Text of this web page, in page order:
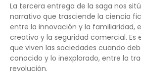
La tercera entrega de la saga nos
narrativo que trasciende la ciencia
entre la innovación y la familiaridad,
creativo y la seguridad comercial.
que viven las sociedades cuando
conocido y lo inexplorado, entre la
revolución.